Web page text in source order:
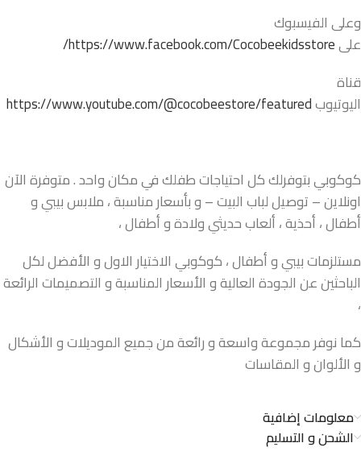
وعلى الفيسبوك
علىhttps://www.facebook.com/Cocobeekidsstore/
قناة
اليوتيوبhttps://www.youtube.com/@cocobeestore/featured
كوكوبي بتوفرلك كل احتياجات طفلك في مكان واحد . متوفرة الآن
اونلاين – توصيل لباب البيت – و بأسعار مناسبة ، ملابس بيبي و
أطفال ، أحذية ، ألعاب حديثي ولادة و أطفال ،
مستلزمات بيبي و أطفال ، كوكوبي الاختيار الاول و الأفضل لكل
الباحثين عن الجودة العالية و الأسعار المناسبة و التصميمات الرائعة
،
كما نوفر مجموعة واسعة و رائعة من جميع الموديلات و الأشكال
و الألوان و المقاسات
معلومات إضافية
الشحن و التسليم